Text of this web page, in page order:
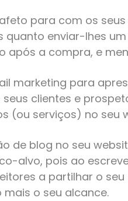
para com os
quanto enviar-lhes
a compra, e
marketing para
clientes e
(ou serviços) no seu
de blog no seu
alvo, pois ao
a partilhar o
o seu alcance.